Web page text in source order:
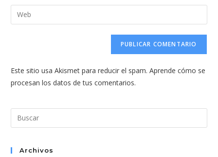
de
usuario
dirección
de
comentar
Introduce
la
web
(opcional)
Este sitio usa Akismet para reducir el spam.Aprende cómo se
procesan los datos de tus comentarios.
Archivos